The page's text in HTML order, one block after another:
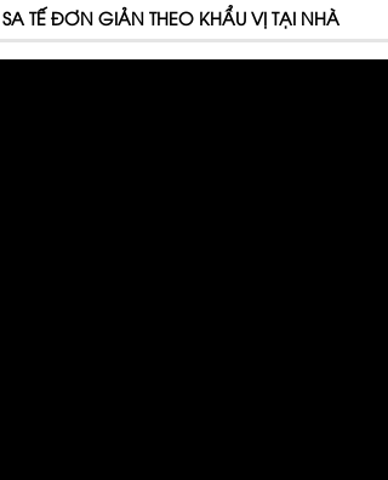
TẾ ĐƠN GIẢN THEO KHẨU VỊ TẠI NHÀ